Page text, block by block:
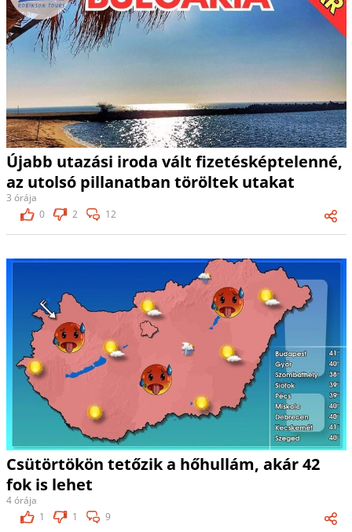
Újabb utazási iroda vált fizetésképtelenné,
az utolsó pillanatban töröltek utakat
3 órája
0
2 12
Csütörtökön tetőzik a hőhullám, akár 42
fok is lehet
4 órája
1
1 9